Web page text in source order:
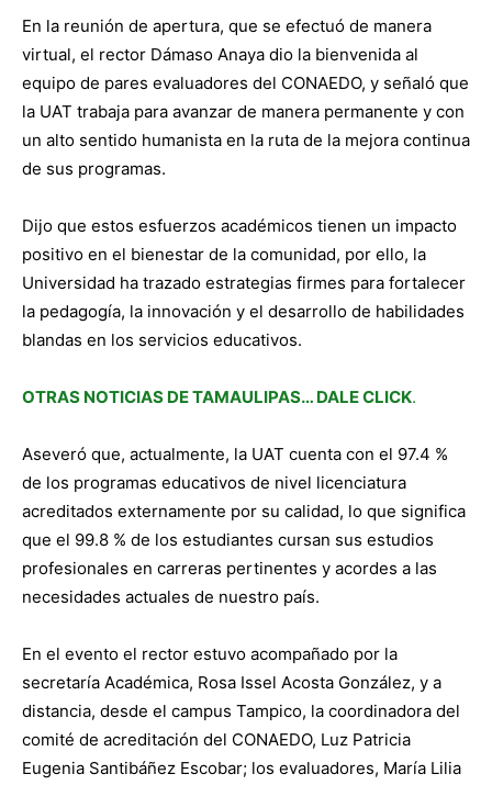
En la reunión de apertura, que se efectuó de manera
virtual, el rector Dámaso Anaya dio la bienvenida al
equipo de pares evaluadores del CONAEDO, y señaló que
la UAT trabaja para avanzar de manera permanente y con
un alto sentido humanista en la ruta de la mejora continua
de sus programas.
Dijo que estos esfuerzos académicos tienen un impacto
positivo en el bienestar de la comunidad, por ello, la
Universidad ha trazado estrategias firmes para fortalecer
la pedagogía, la innovación y el desarrollo de habilidades
blandas en los servicios educativos.
OTRAS NOTICIAS DE TAMAULIPAS… DALE CLICK.
Aseveró que, actualmente, la UAT cuenta con el 97.4 %
de los programas educativos de nivel licenciatura
acreditados externamente por su calidad, lo que significa
que el 99.8 % de los estudiantes cursan sus estudios
profesionales en carreras pertinentes y acordes a las
necesidades actuales de nuestro país.
En el evento el rector estuvo acompañado por la
secretaría Académica, Rosa Issel Acosta González, y a
distancia, desde el campus Tampico, la coordinadora del
comité de acreditación del CONAEDO, Luz Patricia
Eugenia Santibáñez Escobar; los evaluadores, María Lilia